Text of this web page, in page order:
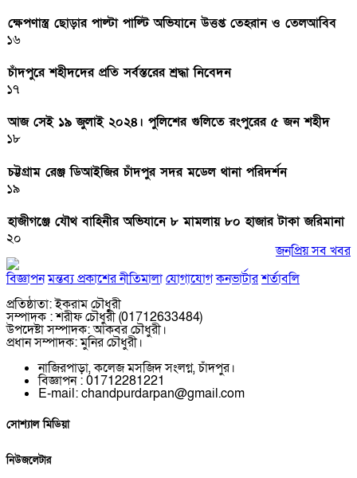
ক্ষেপণাস্ত্র ছোড়ার পাল্টা পাল্টি অভিযানে উত্তপ্ত তেহরান ও তেলআবিব
১৬
চাঁদপুরে শহীদদের প্রতি সর্বস্তরের শ্রদ্ধা নিবেদন
১৭
আজ সেই ১৯ জুলাই ২০২৪। পুলিশের গুলিতে রংপুরের ৫ জন শহীদ
১৮
চট্টগ্রাম রেঞ্জ ডিআইজির চাঁদপুর সদর মডেল থানা পরিদর্শন
১৯
হাজীগঞ্জে যৌথ বাহিনীর অভিযানে ৮ মামলায় ৮০ হাজার টাকা জরিমানা
২০
জনপ্রিয় সব খবর
বিজ্ঞাপনমন্তব্য প্রকাশের নীতিমালাযোগাযোগকনভার্টারশর্তাবলি
প্রতিষ্ঠাতা: ইকরাম চৌধুরী
সম্পাদক : শরীফ চৌধুরী (01712633484)
উপদেষ্টা সম্পাদক: আকবর চৌধুরী।
প্রধান সম্পাদক: মুনির চৌধুরী।
নাজিরপাড়া, কলেজ মসজিদ সংলগ্ন, চাঁদপুর।
‎বিজ্ঞাপন : 01712281221
‎E-mail: chandpurdarpan@gmail.com
সোশ্যাল মিডিয়া
নিউজলেটার